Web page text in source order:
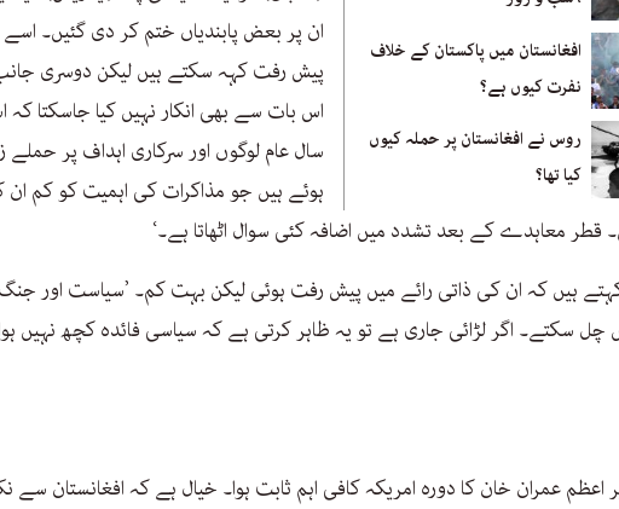
افغانستان میں پاکستان کے خلاف
نفرت کیوں ہے؟
روس نے افغانستان پر حملہ کیوں
کیا تھا؟
ان پر بعض پابندیاں ختم کر دی گئیں۔
پیش رفت کہہ سکتے ہیں لیکن دوسری
اس بات سے بھی انکار نہیں کیا جاسکتا کہ
سال عام لوگوں اور سرکاری اہداف پر حملے
ہوئے ہیں جو مذاکرات کی اہمیت کو کم ان
قطر معاہدے کے بعد تشدد میں اضافہ کئی سوال اٹھاتا ہے۔‘
ہیں کہ ان کی ذاتی رائے میں پیش رفت ہوئی لیکن بہت کم۔ ’سیاست اور جنگ
چل سکتے۔ اگر لڑائی جاری ہے تو یہ ظاہر کرتی ہے کہ سیاسی فائدہ کچھ نہیں
وزیر اعظم عمران خان کا دورہ امریکہ کافی اہم ثابت ہوا۔ خیال ہے کہ افغانستان سے